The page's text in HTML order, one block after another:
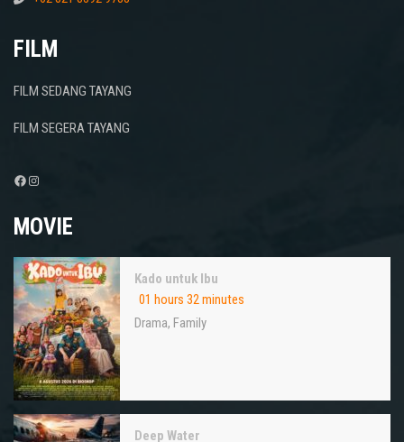
FILM
FILM SEDANG TAYANG
FILM SEGERA TAYANG
Facebook
Instagram
MOVIE
Kado untuk Ibu
01 hours 32 minutes
Drama, Family
Deep Water